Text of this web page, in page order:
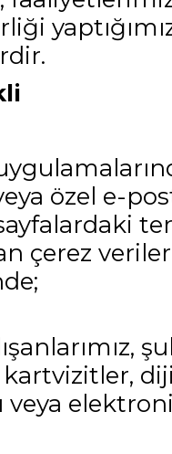
özel e-
çerez
veya